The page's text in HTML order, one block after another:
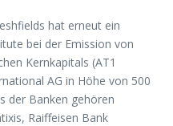
hat erneut ein
bei der Emission von
Kernkapitals (AT1
AG in Höhe von 500
der Banken gehören
Raiffeisen Bank